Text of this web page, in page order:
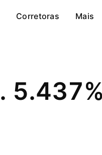
Corretoras Mais